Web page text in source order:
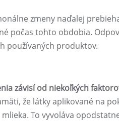
zmeny naďalej
počas tohto obdobia.
používaných produktov.
závisí od niekoľkých
že látky aplikované na
To vyvoláva